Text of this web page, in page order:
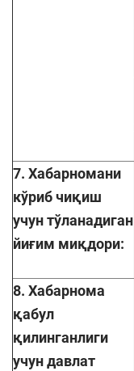
7. Хабарномани
кўриб чиқиш
учун тўланадиган
йиғим миқдори:
8. Хабарнома
қабул
қилинганлиги
учун давлат